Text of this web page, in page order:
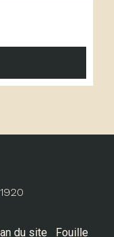
du site Fouille